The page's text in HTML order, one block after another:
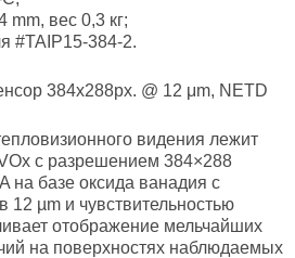
mm, вес 0,3 кг;
#TAIP15-384-2.
384х288px. @ 12 μm, NETD
видения лежит
с разрешением 384×288
на базе оксида ванадия с
12 µm и чувствительностью
отображение мельчайших
на поверхностях наблюдаемых